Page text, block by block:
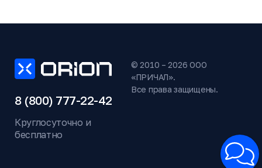
8 (800) 777-22-42
Круглосуточно и
бесплатно
© 2010 – 2026 ООО
«ПРИЧАЛ».
Все права защищены.